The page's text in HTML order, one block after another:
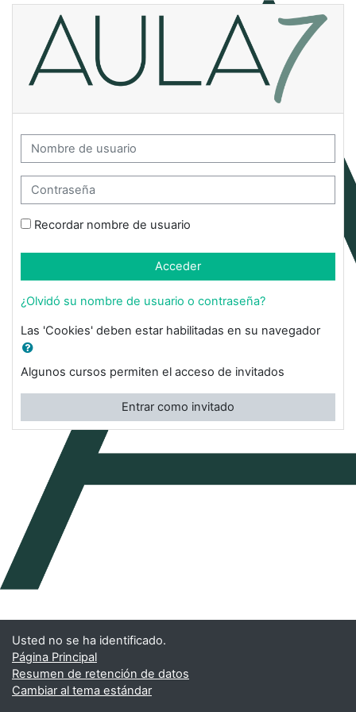
Salta al contenido principal
Moodle: Acceder
Nombre de usuario
Contraseña
Recordar nombre de usuario
Acceder
¿Olvidó su nombre de usuario o contraseña?
Las 'Cookies' deben estar habilitadas en su navegador
Algunos cursos permiten el acceso de invitados
Entrar como invitado
Usted no se ha identificado.
Página Principal
Resumen de retención de datos
Cambiar al tema estándar